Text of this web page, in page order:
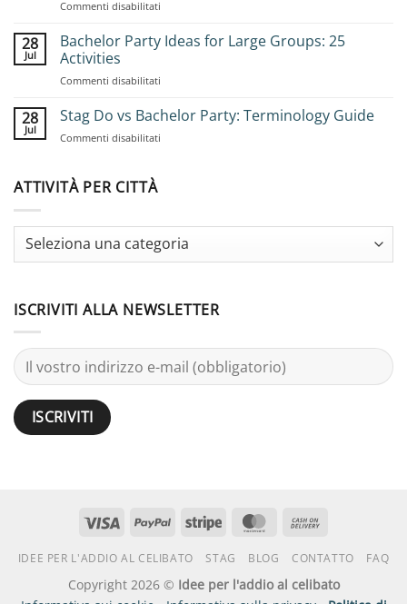
Commenti disabilitati
to
Complete
28
Jul
Bachelor Party Ideas for Large Groups: 25
Activities
Commenti disabilitati
Party
28
Jul
Stag Do vs Bachelor Party: Terminology Guide
Commenti disabilitati
Terminology
Guide
ATTIVITÀ PER CITTÀ
ISCRIVITI ALLA NEWSLETTER
Visto PayPal Striscia MasterCard
consegna
IDEE PER L'ADDIO AL CELIBATO STAG BLOG CONTATTO FAQ
Copyright 2026 © Idee per l'addio al celibato